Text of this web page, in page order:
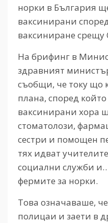
норки в България
ваксинирани
ваксиниране срещу
На брифинг в
здравният
съобщи, че току що
плана, според
ваксинирани хора
стоматолози,
сестри и помощен
тях идват
социални служби
фермите за норки.
Това означаваше,
полицаи и заети в